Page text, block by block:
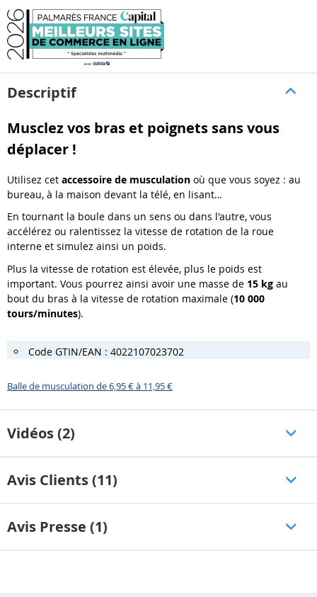
Descriptif
Musclez vos bras et poignets sans vous
déplacer !
Utilisez cet accessoire de musculation où que vous soyez : au
bureau, à la maison devant la télé, en lisant…
En tournant la boule dans un sens ou dans l'autre, vous
accélérez ou ralentissez la vitesse de rotation de la roue
interne et simulez ainsi un poids.
Plus la vitesse de rotation est élevée, plus le poids est
important. Vous pourrez ainsi avoir une masse de 15 kg au
bout du bras à la vitesse de rotation maximale (10 000
tours/minutes).
Code GTIN/EAN : 4022107023702
Balle de musculation de 6,95 € à 11,95 €
Vidéos (2)
Avis Clients (11)
Avis Presse (1)